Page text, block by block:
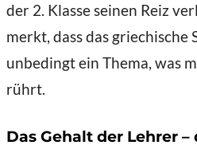
der 2. Klasse seinen Reiz
merkt, dass das griechische
unbedingt ein Thema, was
rührt.
Das Gehalt der Lehrer